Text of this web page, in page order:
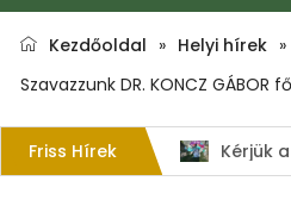
Kezdőoldal » Helyi hírek »
Szavazzunk DR. KONCZ GÁBOR
Friss Hírek